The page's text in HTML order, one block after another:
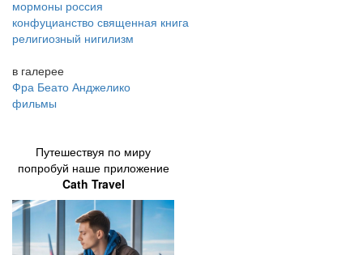
мормоны россия
конфуцианство священная книга
религиозный нигилизм
в галерее
Фра Беато Анджелико
фильмы
Путешествуя по миру
попробуй наше приложение
Cath Travel